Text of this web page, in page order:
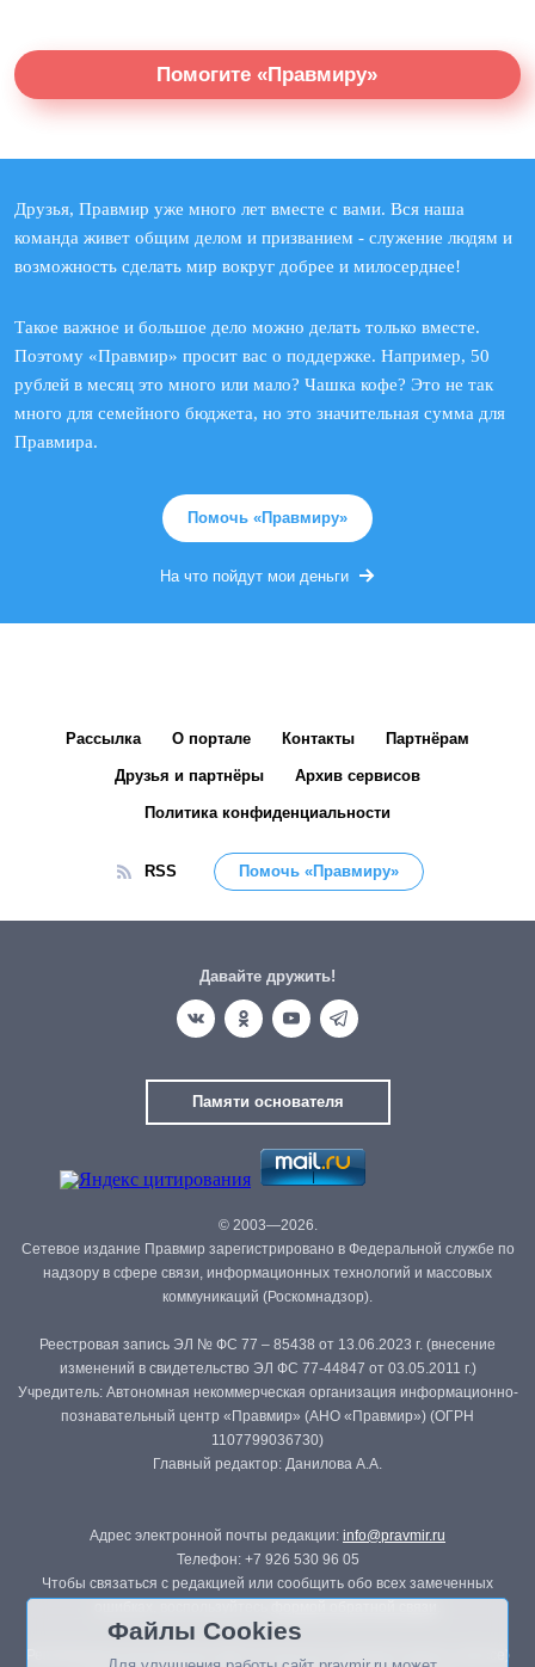
Помогите «Правмиру»
Друзья, Правмир уже много лет вместе с вами. Вся наша
команда живет общим делом и призванием - служение людям и
возможность сделать мир вокруг добрее и милосерднее!
Такое важное и большое дело можно делать только вместе.
Поэтому «Правмир» просит вас о поддержке. Например, 50
рублей в месяц это много или мало? Чашка кофе? Это не так
много для семейного бюджета, но это значительная сумма для
Правмира.
Помочь «Правмиру»
На что пойдут мои деньги
Рассылка О портале Контакты Партнёрам
Друзья и партнёры Архив сервисов
Политика конфиденциальности
RSS Помочь «Правмиру»
Давайте дружить!
Памяти основателя
© 2003—2026.
Сетевое издание Правмир зарегистрировано в Федеральной службе по
надзору в сфере связи, информационных технологий и массовых
коммуникаций (Роскомнадзор).
Реестровая запись ЭЛ № ФС 77 – 85438 от 13.06.2023 г. (внесение
изменений в свидетельство ЭЛ ФС 77-44847 от 03.05.2011 г.)
Учредитель: Автономная некоммерческая организация информационно-
познавательный центр «Правмир» (АНО «Правмир») (ОГРН
1107799036730)
Главный редактор: Данилова А.А.
Адрес электронной почты редакции: info@pravmir.ru
Телефон: +7 926 530 96 05
Чтобы связаться с редакцией или сообщить обо всех замеченных
Републикация материалов сайта в печатных изданиях (книгах, прессе)
Файлы Cookies